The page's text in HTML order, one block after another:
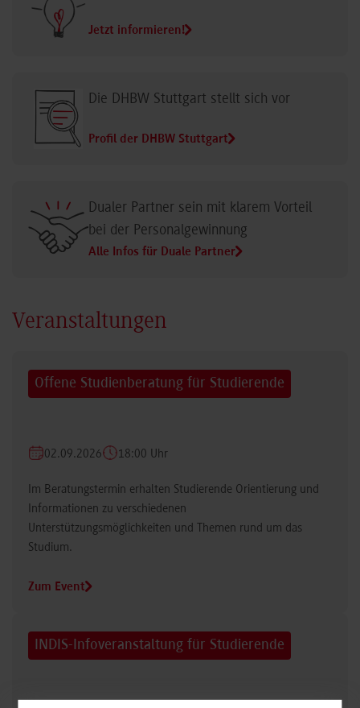
Jetzt informieren!
Die DHBW Stuttgart stellt sich vor
Profil der DHBW Stuttgart
Dualer Partner sein mit klarem Vorteil
bei der Personalgewinnung
Alle Infos für Duale Partner
Veranstaltungen
Offene Studienberatung für Studierende
02.09.2026 18:00 Uhr
Im Beratungstermin erhalten Studierende Orientierung und
Informationen zu verschiedenen
Unterstützungsmöglichkeiten und Themen rund um das
Studium.
Zum Event
INDIS-Infoveranstaltung für Studierende